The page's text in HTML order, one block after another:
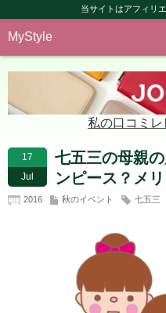
当サイトはアフィリ
MyStyle
私の口コミレ
17
Jul
七五三の母親
ンピース？メ
2016 秋のイベント 七五三